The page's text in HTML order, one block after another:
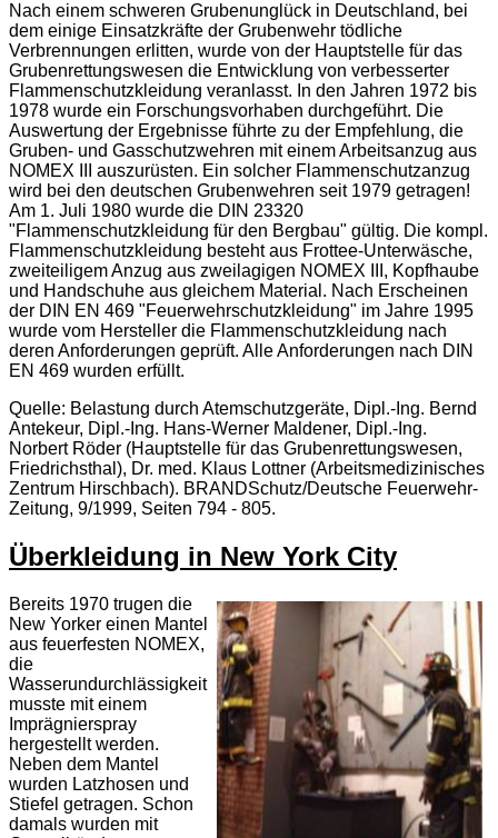
Nach einem schweren Grubenunglück in Deutschland, bei
dem einige Einsatzkräfte der Grubenwehr tödliche
Verbrennungen erlitten, wurde von der Hauptstelle für das
Grubenrettungswesen die Entwicklung von verbesserter
Flammenschutzkleidung veranlasst. In den Jahren 1972 bis
1978 wurde ein Forschungsvorhaben durchgeführt. Die
Auswertung der Ergebnisse führte zu der Empfehlung, die
Gruben- und Gasschutzwehren mit einem Arbeitsanzug aus
NOMEX III auszurüsten. Ein solcher Flammenschutzanzug
wird bei den deutschen Grubenwehren seit 1979 getragen!
Am 1. Juli 1980 wurde die DIN 23320
"Flammenschutzkleidung für den Bergbau" gültig. Die kompl.
Flammenschutzkleidung besteht aus Frottee-Unterwäsche,
zweiteiligem Anzug aus zweilagigen NOMEX III, Kopfhaube
und Handschuhe aus gleichem Material. Nach Erscheinen
der DIN EN 469 "Feuerwehrschutzkleidung" im Jahre 1995
wurde vom Hersteller die Flammenschutzkleidung nach
deren Anforderungen geprüft. Alle Anforderungen nach DIN
EN 469 wurden erfüllt.
Quelle: Belastung durch Atemschutzgeräte, Dipl.-Ing. Bernd
Antekeur, Dipl.-Ing. Hans-Werner Maldener, Dipl.-Ing.
Norbert Röder (Hauptstelle für das Grubenrettungswesen,
Friedrichsthal), Dr. med. Klaus Lottner (Arbeitsmedizinisches
Zentrum Hirschbach). BRANDSchutz/Deutsche Feuerwehr-
Zeitung, 9/1999, Seiten 794 - 805.
Überkleidung in New York City
Bereits 1970 trugen die
New Yorker einen Mantel
aus feuerfesten NOMEX,
die
Wasserundurchlässigkeit
musste mit einem
Imprägnierspray
hergestellt werden.
Neben dem Mantel
wurden Latzhosen und
Stiefel getragen. Schon
damals wurden mit